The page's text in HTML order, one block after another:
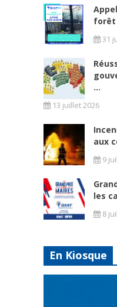
forêt
31
...
13 juillet 2026
aux
9
les
8
En Kiosque